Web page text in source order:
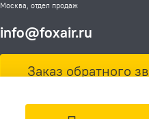
Москва, отдел продаж
info@foxair.ru
Заказ обратного